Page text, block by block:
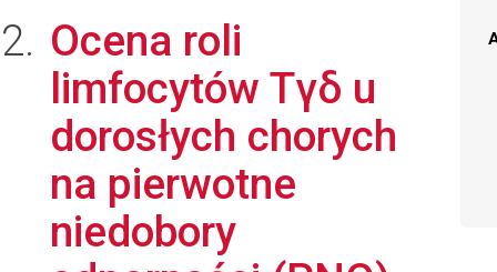
Ocena roli
limfocytów Tγδ u
dorosłych chorych
na pierwotne
niedobory